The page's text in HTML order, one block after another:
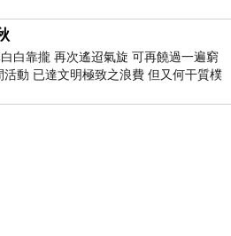
白靠攏 再次遙迢氣旋 可再饒過一遍窮
活動 已達文明極致之浪費 但又何干質樸
白陪葬